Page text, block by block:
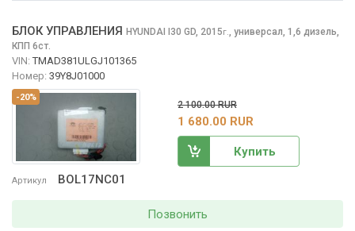
-20%
Артикул BOL17NC01
БЛОК УПРАВЛЕНИЯ HYUNDAI I30 GD, 2015г. универсал, 1,6 дизель,
КПП 6ст.
VIN: TMAD381ULGJ101365
Номер: 39Y8J01000
2 100.00 RUR
1 680.00 RUR
Купить
Позвонить